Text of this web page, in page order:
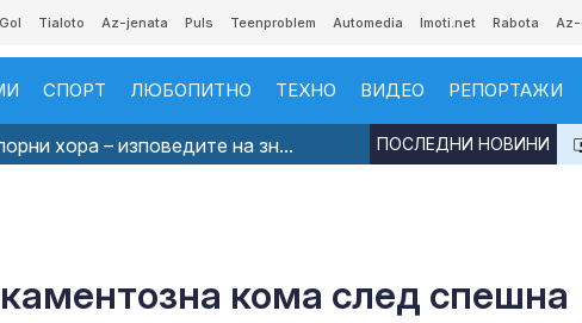
Gol Tialoto Az-jenata Puls Teenproblem Automedia Imoti.net Rabota
СПОРТ ЛЮБОПИТНО ТЕХНО ВИДЕО РЕПОРТАЖИ
хора – изповедите на зн... ПОСЛЕДНИ НОВИНИ
кома след спешна